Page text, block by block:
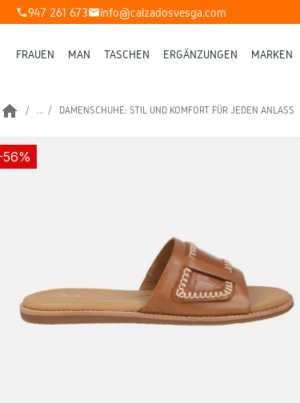
phone947 261 673mailinfo@calzadosvesga.com
FRAUEN MAN TASCHEN ERGÄNZUNGEN MARKEN
home ... DAMENSCHUHE: STIL UND KOMFORT FÜR JEDEN ANLASS